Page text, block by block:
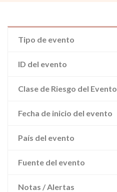
Tipo de evento
ID del evento
Clase de Riesgo del Evento
Fecha de inicio del evento
País del evento
Fuente del evento
Notas / Alertas